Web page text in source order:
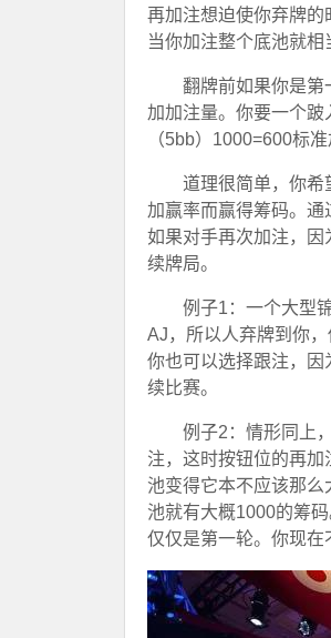
再加注想迫使你弃牌的
当你加注整个底池就相
翻牌前如果你是第
加加注量。你要一个
（5bb）1000=600标
道理很简单，你希
加赢率而赢得筹码。
如果对手再次加注，
续牌局。
例子1：一个大型
AJ，所以人弃牌到你
你也可以选择跟注，
续比赛。
例子2：情形同上
注，这时按钮位的再
池变得它本不应该那
池就有大概1000的筹
仅仅是第一轮。你现在